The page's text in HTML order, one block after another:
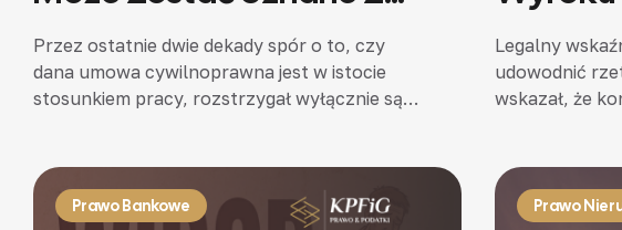
Etat?
Przez ostatnie dwie dekady spór o to, czy
dana umowa cywilnoprawna jest w istocie
stosunkiem pracy, rozstrzygał wyłącznie sąd
Co To
Legalny
udowodnić
wskazał, że
Prawo Bankowe Prawo